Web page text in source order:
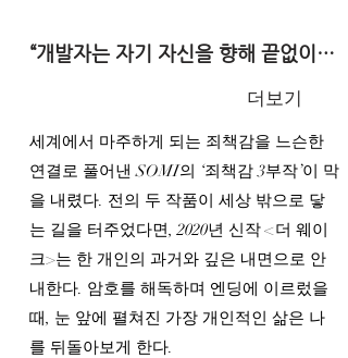
“개발자는 자기 자신을 향해 끝없이 질문해야 한다” - 죄책감 3부작의 개발자 somi 인터뷰
더보기
세계에서 마주하게 되는 죄책감을 느슨한
연결로 풀어낸 SOMI의 ‘죄책감 3부작’이 막
을 내렸다. 전의 두 작품이 세상 밖으로 닿
는 길을 터주었다면, 2020년 신작 <더 웨이
크>는 한 개인의 과거와 깊은 내면으로 안
내한다. 암호를 해독하며 엔딩에 이르렀을
때, 눈 앞에 펼쳐진 가장 개인적인 삶은 나
를 뒤돌아보게 한다.